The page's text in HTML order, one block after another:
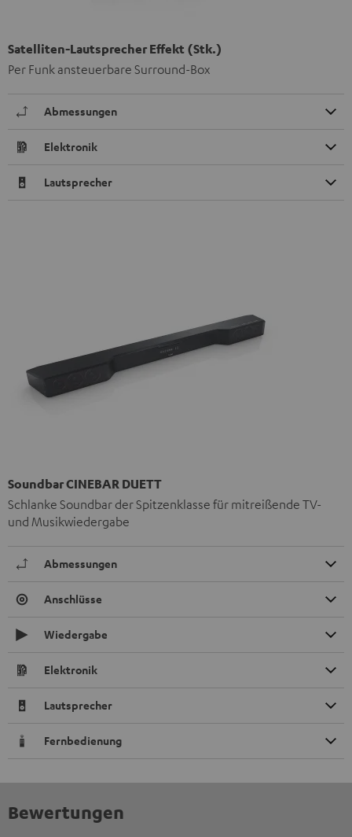
Satelliten-Lautsprecher Effekt (Stk.)
Per Funk ansteuerbare Surround-Box
Abmessungen
Elektronik
Lautsprecher
Soundbar CINEBAR DUETT
Schlanke Soundbar der Spitzenklasse für mitreißende TV-
und Musikwiedergabe
Abmessungen
Anschlüsse
Wiedergabe
Elektronik
Lautsprecher
Fernbedienung
Bewertungen